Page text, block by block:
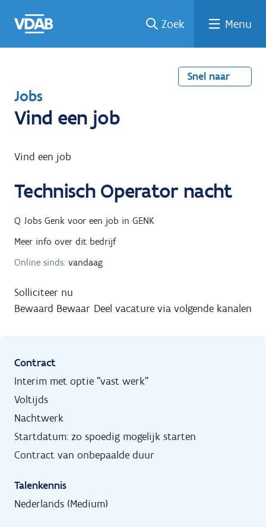
naar
een
een
job
naar
Zoek Menu
Snel naar
T
e
u
n
a
r
Jobs
Vind een job
Vind een job
Technisch Operator nacht
Q Jobs Genk voor een job in GENK
Meer info over dit bedrijf
Online sinds: vandaag
Solliciteer nu
Bewaard Bewaar Deel vacature via volgende kanalen
Contract
Interim met optie "vast werk"
Voltijds
Nachtwerk
Startdatum: zo spoedig mogelijk starten
Contract van onbepaalde duur
Talenkennis
Nederlands (Medium)